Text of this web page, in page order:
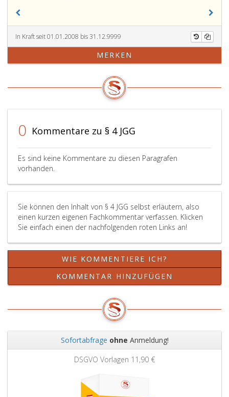
In Kraft seit 01.01.2008 bis 31.12.9999
MERKEN
0 Kommentare zu § 4 JGG
Es sind keine Kommentare zu diesen Paragrafen
vorhanden.
Sie können den Inhalt von § 4 JGG selbst erläutern, also
einen kurzen eigenen Fachkommentar verfassen. Klicken
Sie einfach einen der nachfolgenden roten Links an!
WIE KOMMENTIERE ICH?
KOMMENTAR HINZUFÜGEN
Sofortabfrage ohne Anmeldung!
DSGVO Vorlagen 11,90 €